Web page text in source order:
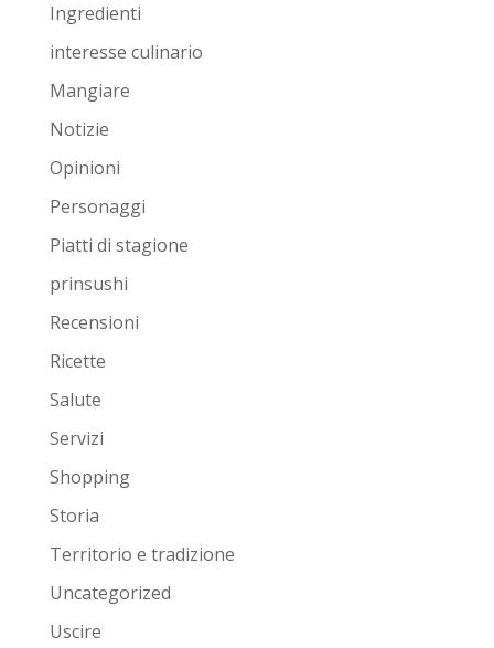
Ingredienti
interesse culinario
Mangiare
Notizie
Opinioni
Personaggi
Piatti di stagione
prinsushi
Recensioni
Ricette
Salute
Servizi
Shopping
Storia
Territorio e tradizione
Uncategorized
Uscire